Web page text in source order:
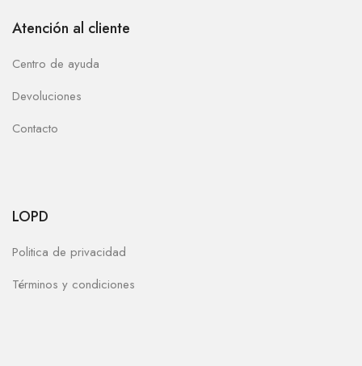
Atención al cliente
Centro de ayuda
Devoluciones
Contacto
LOPD
Politica de privacidad
Términos y condiciones